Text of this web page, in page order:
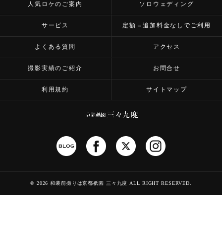
人気ロケのご案内 ソロウェディング
サービス 定額＝追加料金なしでご利用
よくある質問 アクセス
撮影実績のご紹介 お問合せ
利用規約 サイトマップ
© 2026 和装前撮りは京都祇園 三々九度 ALL RIGHT RESERVED.